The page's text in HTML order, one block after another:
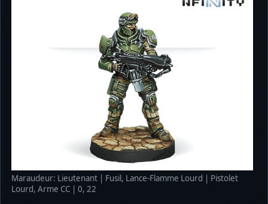
Maraudeur: Lieutenant | Fusil, Lance-Flamme Lourd | Pistolet
Lourd, Arme CC | 0, 22